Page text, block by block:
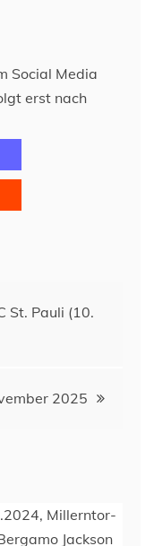
Social Media
erst nach
St. Pauli (10.
2025